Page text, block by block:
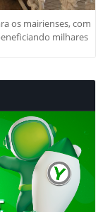
os mairienses, com
milhares